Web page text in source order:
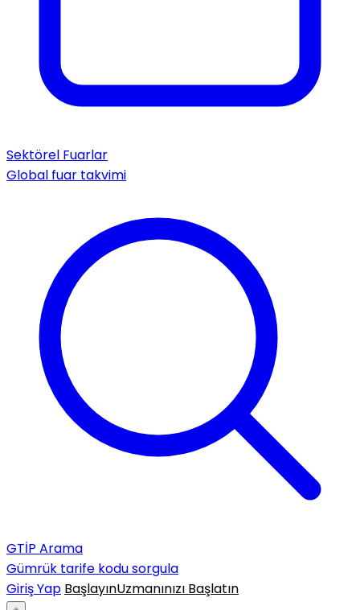
Sektörel Fuarlar
Global fuar takvimi
GTİP Arama
Gümrük tarife kodu sorgula
Giriş Yap BaşlayınUzmanınızı Başlatın